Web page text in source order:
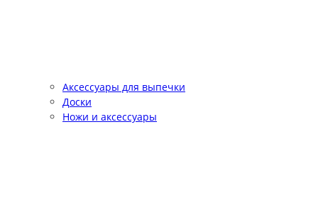
Аксессуары для выпечки
Доски
Ножи и аксессуары